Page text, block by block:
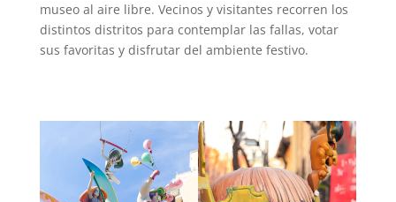
museo al aire libre. Vecinos y visitantes recorren los
distintos distritos para contemplar las fallas, votar
sus favoritas y disfrutar del ambiente festivo.